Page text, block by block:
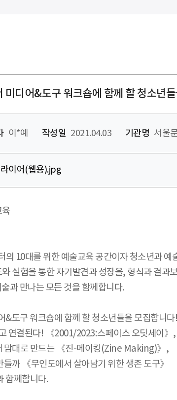
디어&도구 워크숍에 함께 할 청소년
이*예 작성일 2021.04.03 기관명 서울
이어(웹용).jpg
육
10대를 위한 예술교육 공간이자 청소년과
실험을 통한 자기발견과 성장을, 형식과 결과
과 만나는 모든 것을 함께합니다.
&도구 워크숍에 함께 할 청소년들을 모집합니다!
연결된다! 《2001/2023:스페이스 오딧세이》,
맘대로 만드는 《진-메이킹(Zine Making)》,
까 《무인도에서 살아남기 위한 생존 도구》
함께합니다.